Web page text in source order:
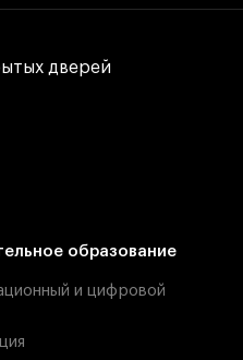
дверей
дверей
образование
и цифровой